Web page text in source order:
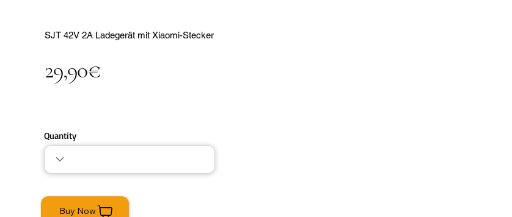
SJT 42V 2A Ladegerät mit Xiaomi-Stecker
29,90€
Quantity
Buy Now